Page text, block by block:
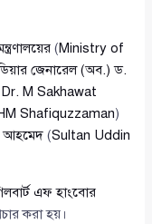
(Ministry of
জেনারেল (অব.) ড.
M Sakhawat
Shafiquzzaman)
আহমেদ (Sultan Uddin
এফ হাংবোর
করা হয়।